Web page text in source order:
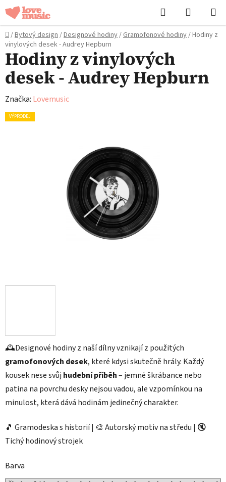
Přejít
na
obsah
Hledat
KOŠÍK
Domů
/Bytový design/Designové hodiny/Gramofonové hodiny/Hodiny z
vinylových desek - Audrey Hepburn
🕰️Designové hodiny z naší dílny vznikají z použitých
gramofonových desek, které kdysi skutečně hrály. Každý
kousek nese svůj hudební příběh– jemné škrábance nebo
patina na povrchu desky nejsou vadou, ale vzpomínkou na
minulost, která dává hodinám jedinečný charakter.
🎵 Gramodeska s historií | 🎨 Autorský motiv na středu | 🔇
Tichý hodinový strojek
Barva
Hodiny z vinylových
desek - Audrey Hepburn
Značka: Lovemusic
VÝPRODEJ